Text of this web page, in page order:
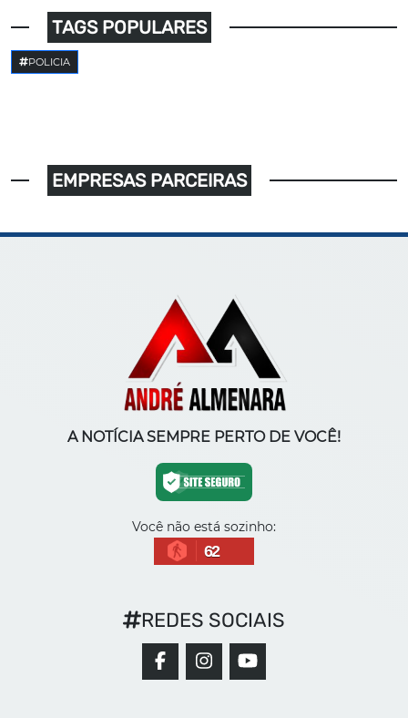
TAGS POPULARES
POLICIA
EMPRESAS PARCEIRAS
A NOTÍCIA SEMPRE PERTO DE VOCÊ!
Você não está sozinho:
62
REDES SOCIAIS